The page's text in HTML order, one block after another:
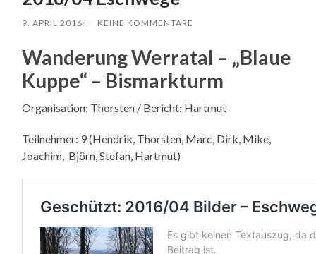
9. APRIL 2016 / KEINE KOMMENTARE
Wanderung Werratal – „Blaue
Kuppe“ – Bismarkturm
Organisation: Thorsten / Bericht: Hartmut
Teilnehmer: 9 (Hendrik, Thorsten, Marc, Dirk, Mike,
Joachim, Björn, Stefan, Hartmut)